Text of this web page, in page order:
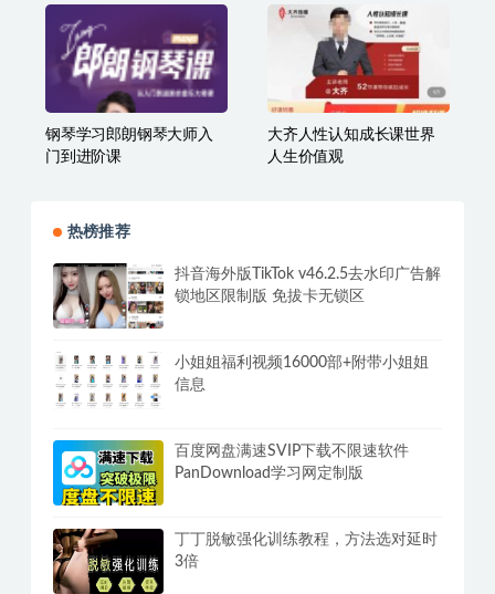
钢琴学习郎朗钢琴大师入
门到进阶课
大齐人性认知成长课世界
人生价值观
热榜推荐
抖音海外版TikTok v46.2.5去水印广告解
锁地区限制版 免拔卡无锁区
小姐姐福利视频16000部+附带小姐姐
信息
百度网盘满速SVIP下载不限速软件
PanDownload学习网定制版
丁丁脱敏强化训练教程，方法选对延时
3倍